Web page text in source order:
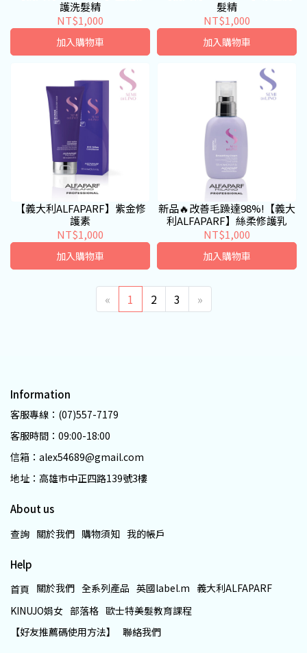
護洗髮精
NT$1,000
加入購物車
髮精
NT$1,000
加入購物車
【義大利ALFAPARF】紫金修
護素
NT$1,000
加入購物車
新品🔥改善毛躁達98%!【義大
利ALFAPARF】絲柔修護乳
NT$1,000
加入購物車
« 1 2 3 »
Information
客服專線：(07)557-7179
客服時間：09:00-18:00
信箱：alex54689@gmail.com
地址：高雄市中正四路139號3樓
About us
查詢 關於我們 購物須知 我的帳戶
Help
首頁 關於我們 全系列產品 英國label.m 義大利ALFAPARF
KINUJO娟女 部落格 歐士特美髮教育課程
【好友推薦碼使用方法】
聯絡我們